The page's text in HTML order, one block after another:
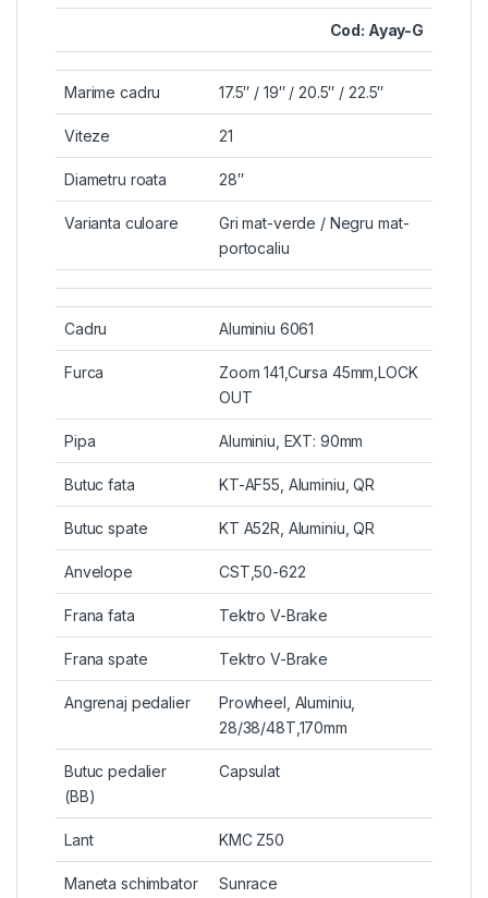
Cod: Ayay-G
Marime cadru 17.5″ / 19″ / 20.5″ / 22.5″
Viteze 21
Diametru roata 28″
Varianta culoare
Gri mat-verde / Negru mat-
portocaliu
Cadru Aluminiu 6061
Furca
Zoom 141,Cursa 45mm,LOCK
OUT
Pipa Aluminiu, EXT: 90mm
Butuc fata KT-AF55, Aluminiu, QR
Butuc spate KT A52R, Aluminiu, QR
Anvelope CST,50-622
Frana fata Tektro V-Brake
Frana spate Tektro V-Brake
Angrenaj pedalier
Prowheel, Aluminiu,
28/38/48T,170mm
Butuc pedalier
(BB)
Capsulat
Lant KMC Z50
Maneta schimbator
Sunrace